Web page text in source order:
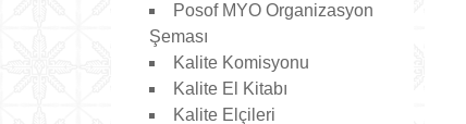
Posof MYO Organizasyon
Şeması
Kalite Komisyonu
Kalite El Kitabı
Kalite Elçileri